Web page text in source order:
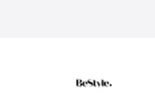
a Nudient, a Beats vagy
tokoktól a